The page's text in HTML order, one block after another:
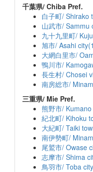
千葉県/ Chiba Pref.
白子町/ Shirako
山武市/ Sammu
九十九里町/
旭市/ Asahi
大網白里市/
鴨川市/
長生村/ Chosei
南房総市/
三重県/ Mie Pref.
熊野市/
紀北町/ Kihoku
大紀町/ Taiki
南伊勢町/
尾鷲市/ Owase
志摩市/ Shima
鳥羽市/ Toba